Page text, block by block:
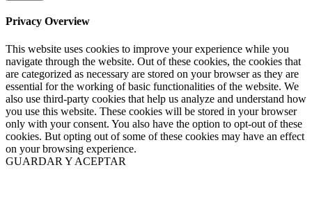
Privacy Overview
This website uses cookies to improve your experience while you
navigate through the website. Out of these cookies, the cookies that
are categorized as necessary are stored on your browser as they are
essential for the working of basic functionalities of the website. We
also use third-party cookies that help us analyze and understand how
you use this website. These cookies will be stored in your browser
only with your consent. You also have the option to opt-out of these
cookies. But opting out of some of these cookies may have an effect
on your browsing experience.
GUARDAR Y ACEPTAR